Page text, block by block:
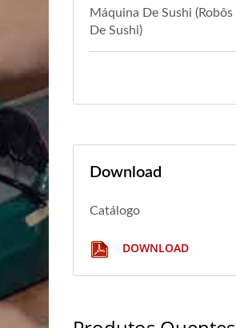
Máquina De Sushi (Robôs
De Sushi)
Download
Catálogo
DOWNLOAD